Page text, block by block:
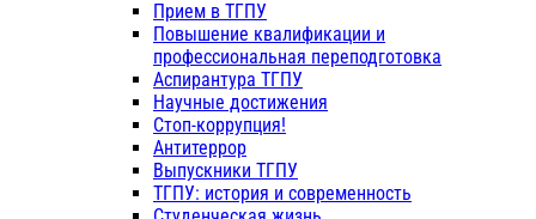
Прием в ТГПУ
Повышение квалификации и
профессиональная переподготовка
Аспирантура ТГПУ
Научные достижения
Стоп-коррупция!
Антитеррор
Выпускники ТГПУ
ТГПУ: история и современность